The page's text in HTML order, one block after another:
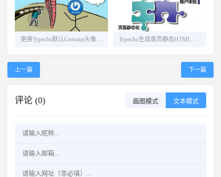
更换Typecho默认Gravatar头像源地址 Typecho生成首页静态HTML密码版
上一篇 下一篇
评论 (0) 画图模式 文本模式